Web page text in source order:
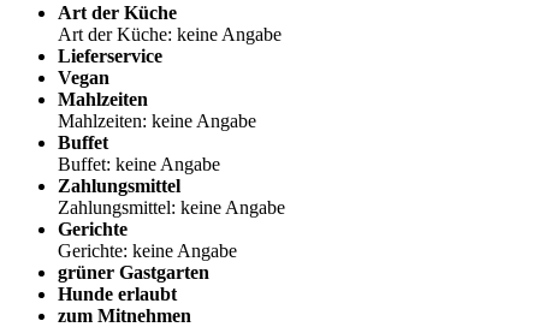
Art der Küche
Art der Küche: keine Angabe
Lieferservice
Vegan
Mahlzeiten
Mahlzeiten: keine Angabe
Buffet
Buffet: keine Angabe
Zahlungsmittel
Zahlungsmittel: keine Angabe
Gerichte
Gerichte: keine Angabe
grüner Gastgarten
Hunde erlaubt
zum Mitnehmen